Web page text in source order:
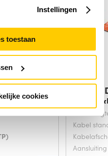
Instellingen
toestaan
cookies
Digitus
Kabel